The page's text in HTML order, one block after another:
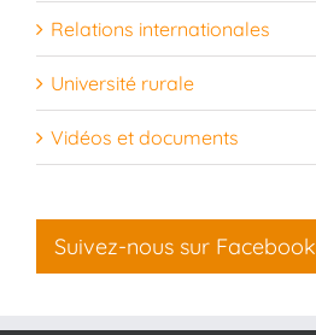
Relations internationales
Université rurale
Vidéos et documents
Suivez-nous sur Facebook